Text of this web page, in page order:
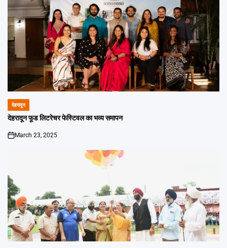
POSTED
IN
देहरादून
देहरादून फूड लिटरेचर फेस्टिवल का भव्य समापन
on
March 23, 2025